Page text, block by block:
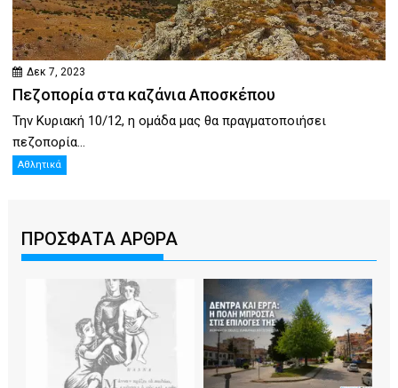
Δεκ 7, 2023
Πεζοπορία στα καζάνια Αποσκέπου
Την Κυριακή 10/12, η ομάδα μας θα πραγματοποιήσει
πεζοπορία...
Αθλητικά
ΠΡΟΣΦΑΤΑ ΑΡΘΡΑ